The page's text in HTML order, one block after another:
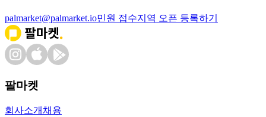
palmarket@palmarket.io민원 접수지역 오픈 등록하기
팔마켓
회사소개 채용